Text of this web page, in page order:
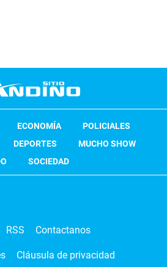
ECONOMÍA
POLICIALES
DEPORTES
MUCHO SHOW
SOCIEDAD
RSS Contactanos
Cláusula de privacidad